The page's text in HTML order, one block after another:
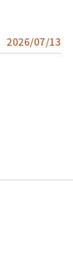
2026/07/13